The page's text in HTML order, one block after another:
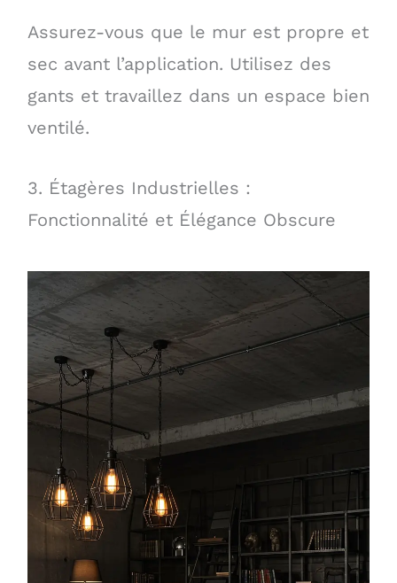
Assurez-vous que le mur est propre et
sec avant l’application. Utilisez des
gants et travaillez dans un espace bien
ventilé.
3. Étagères Industrielles :
Fonctionnalité et Élégance Obscure